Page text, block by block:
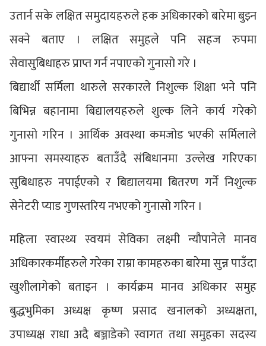
उतार्न सके लक्षित समुदायहरुले हक अधिकारको बारेमा बुझ्न
सक्ने बताए । लक्षित समुहले पनि सहज रुपमा
सेवासुबिधाहरु प्राप्त गर्न नपाएको गुनासो गरे ।
बिद्यार्थी सर्मिला थारुले सरकारले निशुल्क शिक्षा भने पनि
बिभिन्न बहानामा बिद्यालयहरुले शुल्क लिने कार्य गरेको
गुनासो गरिन । आर्थिक अवस्था कमजोड भएकी सर्मिलाले
आफ्ना समस्याहरु बताउँदै संबिधानमा उल्लेख गरिएका
सुबिधाहरु नपाईएको र बिद्यालयमा बितरण गर्ने निशुल्क
सेनेटरी प्याड गुणस्तरिय नभएको गुनासो गरिन ।
महिला स्वास्थ्य स्वयमं सेविका लक्ष्मी न्यौपानेले मानव
अधिकारकर्मीहरुले गरेका राम्रा कामहरुका बारेमा सुन्न पाउँदा
खुशीलागेको बताइन । कार्यक्रम मानव अधिकार समुह
बुद्धभुमिका अध्यक्ष कृष्ण प्रसाद खनालको अध्यक्षता,
उपाध्यक्ष राधा अदै बञ्जाडेको स्वागत तथा समुहका सदस्य